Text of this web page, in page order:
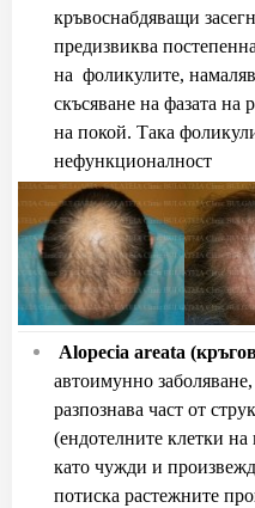
кръвоснабдяващи
предизвиква
на фоликулите,
скъсяване на фазата на
на покой. Така
нефункционалност
Alopecia areata
автоимунно
разпознава част от
(ендотелните клетки на
като чужди и
потиска растежните